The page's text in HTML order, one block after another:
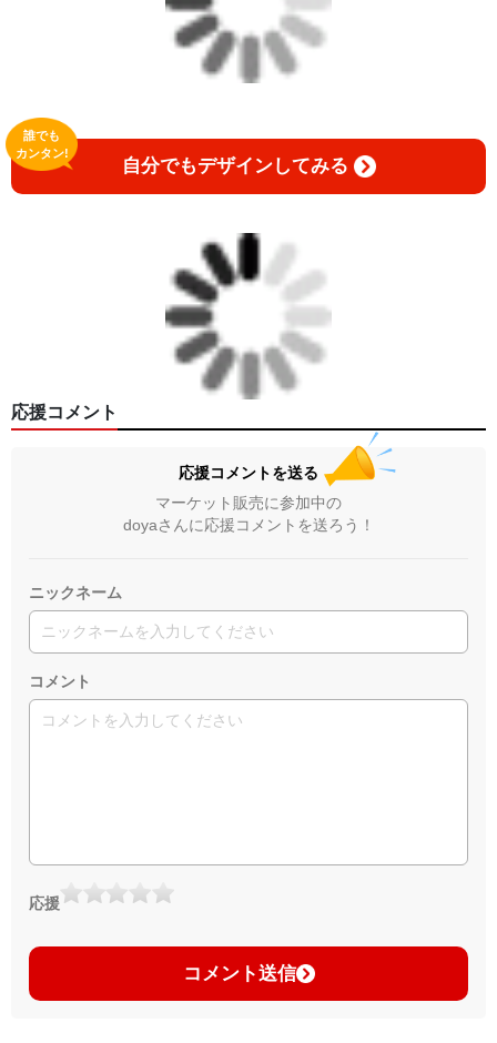
自分でもデザインしてみる
誰でも
カンタン!
応援コメント
応援コメントを送る
マーケット販売に参加中の
doyaさんに応援コメントを送ろう！
ニックネーム
コメント
応援
コメント送信